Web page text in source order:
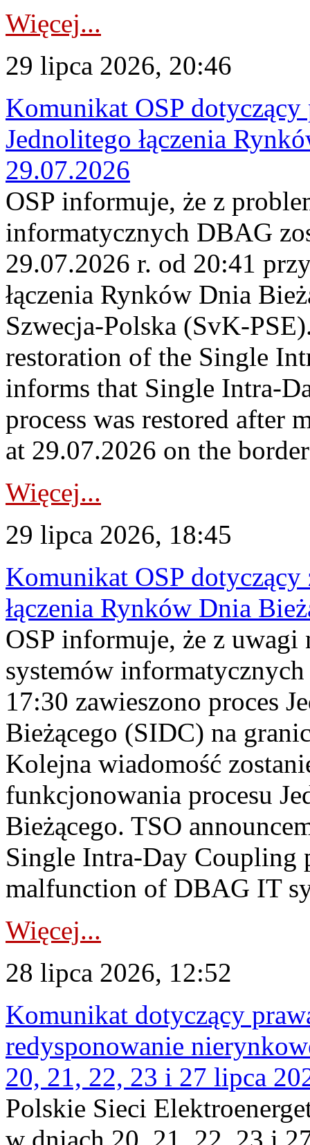
Więcej...
29 lipca 2026, 20:46
Komunikat OSP
Jednolitego łączenia
29.07.2026
OSP informuje, że z
informatycznych DBAG
29.07.2026 r. od 20:41
łączenia Rynków Dnia
Szwecja-Polska (SvK-
restoration of the Single
informs that Single Intra-
process was restored after
at 29.07.2026 on the
Więcej...
29 lipca 2026, 18:45
Komunikat OSP dotyczący
łączenia Rynków Dnia
OSP informuje, że z uwagi
systemów
17:30 zawieszono proces
Bieżącego (SIDC) na
Kolejna wiadomość
funkcjonowania procesu
Bieżącego. TSO
Single Intra-Day Coupling
malfunction of DBAG IT
Więcej...
28 lipca 2026, 12:52
Komunikat dotyczący
redysponowanie
20, 21, 22, 23 i 27 lipca
Polskie Sieci